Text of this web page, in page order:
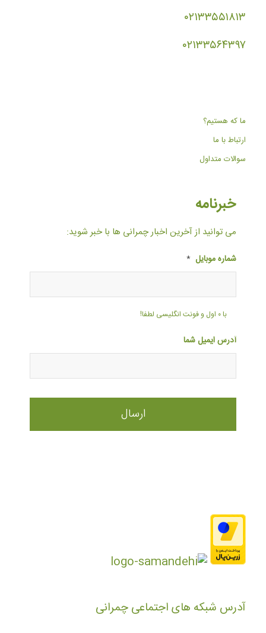
۰۲۱۳۳۵۵۱۸۱۳
۰۲۱۳۳۵۶۴۳۹۷
ما که هستیم؟
ارتباط با ما
سوالات متداول
خبرنامه
می توانید از آخرین اخبار چمرانی ها با خبر شوید:
شماره موبایل *
با ۰ اول و فونت انگلیسی لطفا!
آدرس ایمیل شما
آدرس شبکه های اجتماعی چمرانی